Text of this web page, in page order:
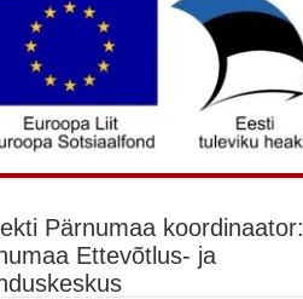
Pärnumaa koordinaator:
Ettevõtlus- ja